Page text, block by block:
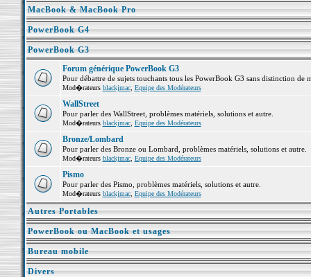
MacBook & MacBook Pro
PowerBook G4
PowerBook G3
Forum générique PowerBook G3
Pour débattre de sujets touchants tous les PowerBook G3 sans distinction de
Mod�rateurs blackjmac, Equipe des Modérateurs
WallStreet
Pour parler des WallStreet, problèmes matériels, solutions et autre.
Mod�rateurs blackjmac, Equipe des Modérateurs
Bronze/Lombard
Pour parler des Bronze ou Lombard, problèmes matériels, solutions et autre.
Mod�rateurs blackjmac, Equipe des Modérateurs
Pismo
Pour parler des Pismo, problèmes matériels, solutions et autre.
Mod�rateurs blackjmac, Equipe des Modérateurs
Autres Portables
PowerBook ou MacBook et usages
Bureau mobile
Divers